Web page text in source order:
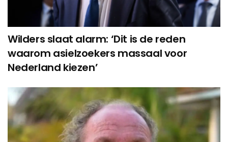
Wilders slaat alarm: ‘Dit is de reden
waarom asielzoekers massaal voor
Nederland kiezen’